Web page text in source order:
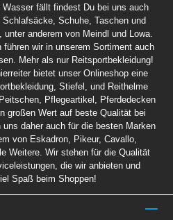
fällt findest Du bei uns auch
Schuhe, Taschen und
anderem von Meindl und Lowa.
führen wir in unserem Sortiment auch
Mehr als nur Reitsportbekleidung!
bietet unser Onlineshop eine
Stiefel, und Reithelme
Pflegeartikel, Pferdedecken
großen Wert auf beste Qualität bei
daher auch für die besten Marken
von Eskadron, Pikeur, Cavallo,
Weitere. Wir stehen für die Qualität
die wir anbieten und
Spaß beim Shoppen!